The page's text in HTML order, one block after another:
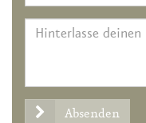
Absenden